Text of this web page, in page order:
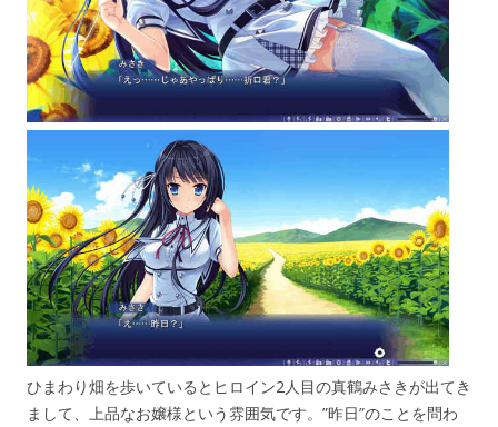
ひまわり畑を歩いているとヒロイン2人目の真鶴みさきが出てき
まして、上品なお嬢様という雰囲気です。”昨日”のことを問わ